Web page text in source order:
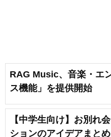
RAG Music、音楽・エ
ス機能」を提供開始
【中学生向け】お別れ
ションのアイデアまとめ